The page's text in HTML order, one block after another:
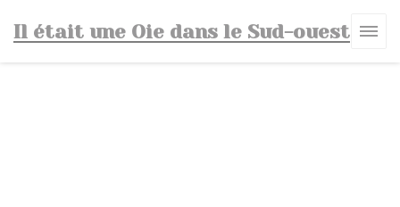
Il était une Oie dans le Sud-ouest